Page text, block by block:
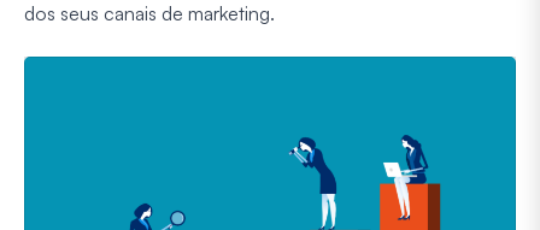
dos seus canais de marketing.